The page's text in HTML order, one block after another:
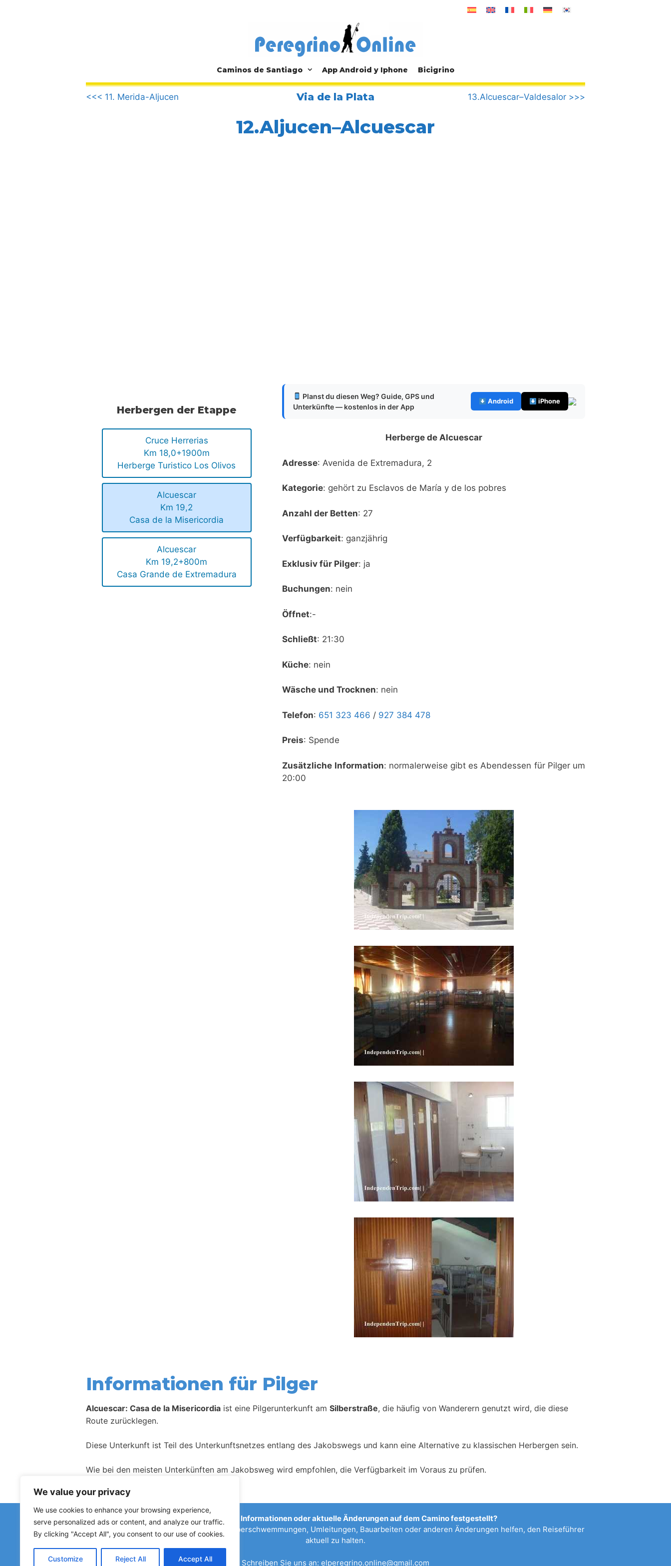
We value your privacy
We use cookies to enhance your browsing experience,
serve personalized ads or content, and analyze our traffic.
By clicking "Accept All", you consent to our use of cookies.
Customize Reject All Accept All
Caminos de Santiago App Android y Iphone Bicigrino
.
<<< 11. Merida-Aljucen
Via de la Plata 13.Alcuescar–Valdesalor >>>
12.Aljucen–Alcuescar
Herbergen der Etappe
Cruce Herrerias
Km 18,0+1900m
Herberge Turistico Los Olivos
Alcuescar
Km 19,2
Casa de la Misericordia
Alcuescar
Km 19,2+800m
Casa Grande de Extremadura
Planst du diesen Weg? Guide, GPS und
Unterkünfte — kostenlos in der App
Android iPhone
Herberge de Alcuescar
Adresse: Avenida de Extremadura, 2
Kategorie: gehört zu Esclavos de María y de los pobres
Anzahl der Betten: 27
Verfügbarkeit: ganzjährig
Exklusiv für Pilger: ja
Buchungen: nein
Öffnet:-
Schließt: 21:30
Küche: nein
Wäsche und Trocknen: nein
Telefon: 651 323 466 / 927 384 478
Preis: Spende
Zusätzliche Information: normalerweise gibt es Abendessen für Pilger um
20:00
Informationen für Pilger
Alcuescar: Casa de la Misericordia ist eine Pilgerunterkunft am Silberstraße, die häufig von Wanderern genutzt wird, die diese
Route zurücklegen.
Diese Unterkunft ist Teil des Unterkunftsnetzes entlang des Jakobswegs und kann eine Alternative zu klassischen Herbergen sein.
Wie bei den meisten Unterkünften am Jakobsweg wird empfohlen, die Verfügbarkeit im Voraus zu prüfen.
Haben Sie falsche Informationen oder aktuelle Änderungen auf dem Camino festgestellt?
Hinweise zu geschlossenen Herbergen, Überschwemmungen, Umleitungen, Bauarbeiten oder anderen Änderungen helfen, den Reiseführer
aktuell zu halten.
Schreiben Sie uns an: elperegrino.online@gmail.com